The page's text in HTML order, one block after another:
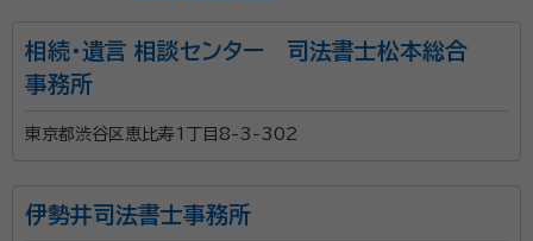
行政書士・AFP・ファイナンシャルプランナー二級技能士・相続診断士
担当した後、大手自動車用品チェーン店の本部担当、自動車メーカーの首
72歳で突如他界。 その10年後の平成23年に今度は母が74歳でこちら
年4月に昭島市の自宅で 『行政書士 橋立事務所』 として独立開業。
事務所口コミ（抜粋）：
相続・遺言 相談センター 司法書士松本総合
事務所
東京都渋谷区恵比寿1丁目8-3-302
伊勢井司法書士事務所